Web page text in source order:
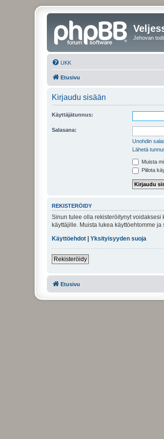
Jehovan
UKK
Etusivu
Kirjaudu sisään
Käyttäjätunnus:
Salasana:
Unohdin
Lähetä
Muista
Piilota
REKISTERÖIDY
Sinun tulee olla rekisteröitynyt
käyttäjille. Muista lukea käyttöehtomme
Käyttöehdot
Yksityisyyden suoja
Rekisteröidy
Etusivu